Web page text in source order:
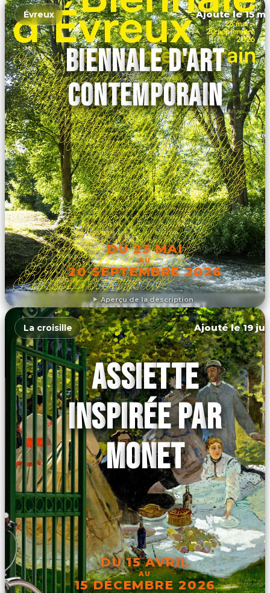
Aperçu de la description
Évreux Ajouté le 15
BIENNALE D'ART
CONTEMPORAIN
DU 23 MAI
AU
20 SEPTEMBRE 2026
DÉCOUVRIR L'ÉVÉNEMENT
La croisille Ajouté le 19
ASSIETTE
INSPIRÉE PAR
MONET
DU 15 AVRIL
AU
15 DÉCEMBRE 2026